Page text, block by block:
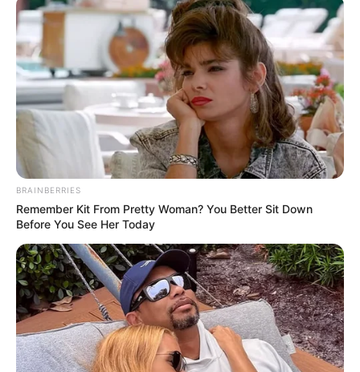
BRAINBERRIES
Remember Kit From Pretty Woman? You Better Sit Down
Before You See Her Today